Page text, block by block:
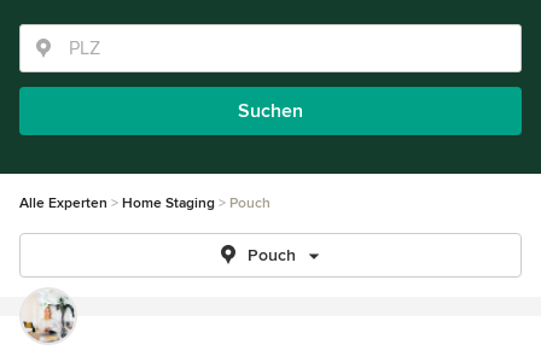
Suchen
Alle Experten Home Staging Pouch
Pouch